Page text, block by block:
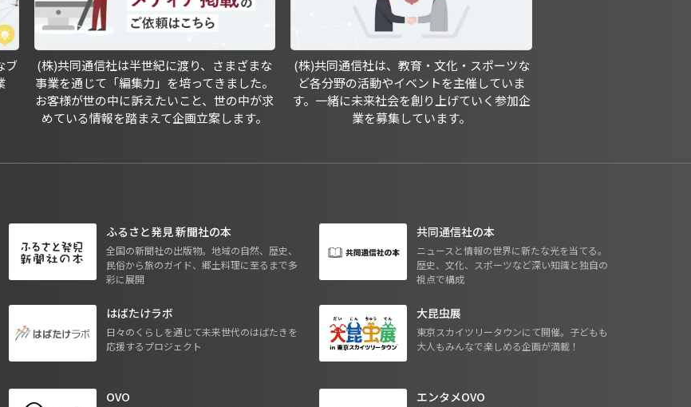
ブ
(株)共同通信社は半世紀に渡り、さまざまな
事業を通じて「編集力」を培ってきました。
お客様が世の中に訴えたいこと、世の中が求
めている情報を踏まえて企画立案します。
(株)共同通信社は、教育・文化・スポーツな
ど各分野の活動やイベントを主催していま
す。一緒に未来社会を創り上げていく参加企
業を募集しています。
ふるさと発見 新聞社の本
全国の新聞社の出版物。地域の自然、歴史、
民俗から旅のガイド、郷土料理に至るまで多
彩に展開
共同通信社の本
ニュースと情報の世界に新たな光を当てる。
歴史、文化、スポーツなど深い知識と独自の
視点で構成
はばたけラボ
日々のくらしを通じて未来世代のはばたきを
応援するプロジェクト
大昆虫展
東京スカイツリータウンにて開催。子どもも
大人もみんなで楽しめる企画が満載！
OVO エンタメOVO